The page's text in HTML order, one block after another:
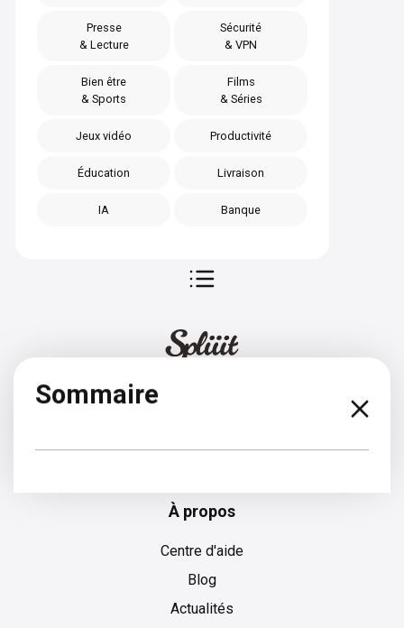
Presse
& Lecture
Sécurité
& VPN
Bien être
& Sports
Films
& Séries
Jeux vidéo Productivité
Éducation Livraison
IA Banque
Sommaire
À propos
Centre d'aide
Blog
Actualités